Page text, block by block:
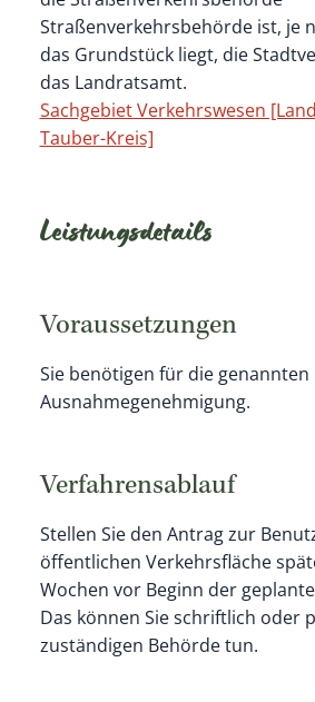
Straßenverkehrsbehörde ist, je
das Grundstück liegt, die
das Landratsamt.
Sachgebiet Verkehrswesen
Tauber-Kreis]
Leistungsdetails
Voraussetzungen
Sie benötigen für die genannten
Ausnahmegenehmigung.
Verfahrensablauf
Stellen Sie den Antrag zur
öffentlichen Verkehrsfläche
Wochen vor Beginn der
Das können Sie schriftlich oder
zuständigen Behörde tun.